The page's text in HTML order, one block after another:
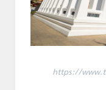
https://